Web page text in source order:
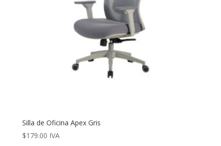
Silla de Oficina Apex Gris
$179.00 IVA